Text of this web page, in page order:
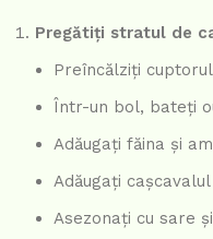
Pregătiți stratul de
Preîncălziți cuptorul
Într-un bol, bateți
Adăugați făina și
Adăugați
Asezonați cu sare